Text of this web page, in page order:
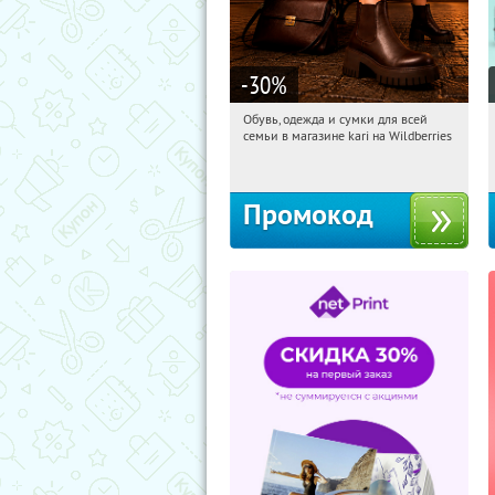
-30%
20:29:03 Получили:
Обувь, одежда и сумки для всей
семьи в магазине kari на Wildberries
Промокод